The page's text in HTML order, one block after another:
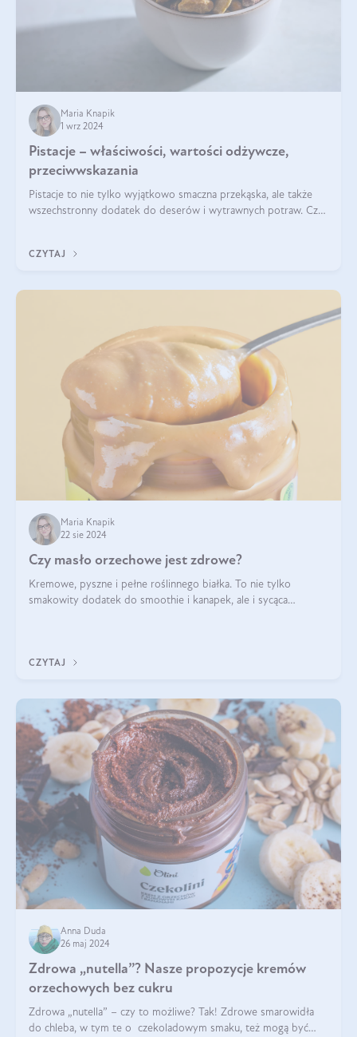
Maria Knapik
1 wrz 2024
Pistacje – właściwości, wartości odżywcze,
przeciwwskazania
Pistacje to nie tylko wyjątkowo smaczna przekąska, ale także
wszechstronny dodatek do deserów i wytrawnych potraw. Czy
CZYTAJ
Maria Knapik
22 sie 2024
Czy masło orzechowe jest zdrowe?
Kremowe, pyszne i pełne roślinnego białka. To nie tylko
smakowity dodatek do smoothie i kanapek, ale i sycąca
CZYTAJ
Anna Duda
26 maj 2024
Zdrowa „nutella”? Nasze propozycje kremów
orzechowych bez cukru
Zdrowa „nutella” – czy to możliwe? Tak! Zdrowe smarowidła
do chleba, w tym te o czekoladowym smaku, też mogą być